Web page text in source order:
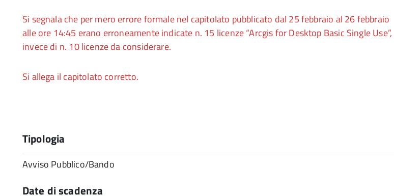
Si segnala che per mero errore formale nel capitolato pubblicato dal 25 febbraio al 26 febbraio
alle ore 14:45 erano erroneamente indicate n. 15 licenze “Arcgis for Desktop Basic Single Use”,
invece di n. 10 licenze da considerare.
Si allega il capitolato corretto.
Tipologia
Avviso Pubblico/Bando
Date di scadenza